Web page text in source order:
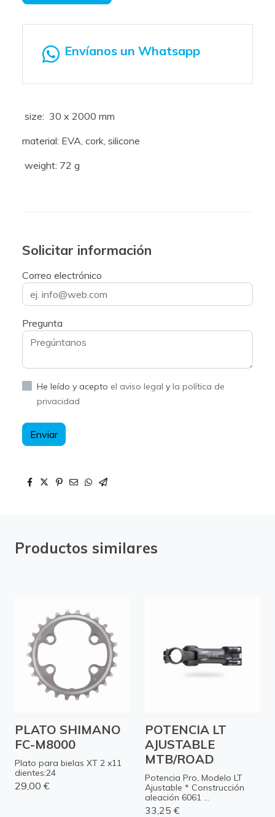
Envíanos un Whatsapp
size: 30 x 2000 mm
material: EVA, cork, silicone
weight: 72 g
Solicitar información
Correo electrónico
Pregunta
He leído y acepto el aviso legal y la política de
privacidad
Enviar
Productos similares
PLATO SHIMANO
FC-M8000
Plato para bielas XT 2 x11
dientes:24
29,00 €
POTENCIA LT
AJUSTABLE
MTB/ROAD
Potencia Pro, Modelo LT
Ajustable * Construcción
aleación 6061 ...
33,25 €